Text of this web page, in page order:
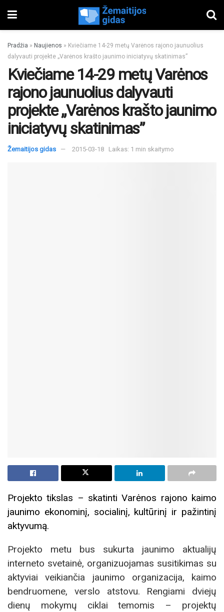
Pradžia » Naujienos » Kviečiame 14-29 metų Varėnos rajono jaunuolius
dalyvauti projekte „Varėnos krašto jaunimo iniciatyvų skatinimas”
Kviečiame 14-29 metų Varėnos
rajono jaunuolius dalyvauti
projekte „Varėnos krašto jaunimo
iniciatyvų skatinimas”
Žemaitijos gidas 2015-03-18 Laikas: 1 min skaitymo
Projekto tikslas – skatinti Varėnos rajono kaimo
jaunimo ekonominį, socialinį, kultūrinį ir pažintinį
aktyvumą.
Projekto metu bus sukurta jaunimo aktualijų
interneto svetainė, organizuojamas susitikimas su
aktyviai veikiančia jaunimo organizacija, kaimo
bendruomene, verslo atstovu. Rengiami dviejų
dienų mokymų ciklai temomis – projektų